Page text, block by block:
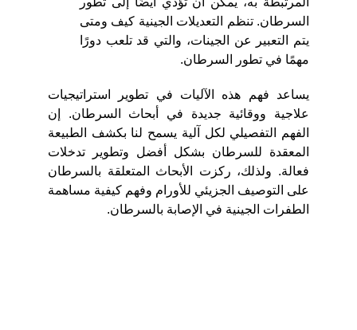
السرطان. تنظم التعديلات الجينية كيف ومتى
يتم التعبير عن الجينات، والتي قد تلعب دورًا
مهمًا في تطور السرطان.
يساعد فهم هذه الآليات في تطوير استراتيجيات
علاجية ووقائية جديدة في أبحاث السرطان. إن
الفهم التفصيلي لكل آلية يسمح لنا بكشف الطبيعة
المعقدة للسرطان بشكل أفضل وتطوير تدخلات
فعالة. ولذلك، ركزت الأبحاث المتعلقة بالسرطان
على التوصيف الجزيئي للأورام وفهم كيفية مساهمة
الطفرات الجينية في الإصابة بالسرطان.